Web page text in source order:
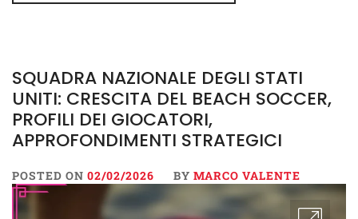
SQUADRA NAZIONALE DEGLI STATI
UNITI: CRESCITA DEL BEACH SOCCER,
PROFILI DEI GIOCATORI,
APPROFONDIMENTI STRATEGICI
POSTED ON 02/02/2026 BY MARCO VALENTE